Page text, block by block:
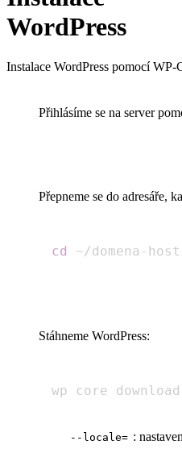
WordPress
Instalace WordPress pomocí WP-
Přihlásíme se na server
Přepneme se do adresáře,
cd
Stáhneme WordPress:
wp core download
--locale= :